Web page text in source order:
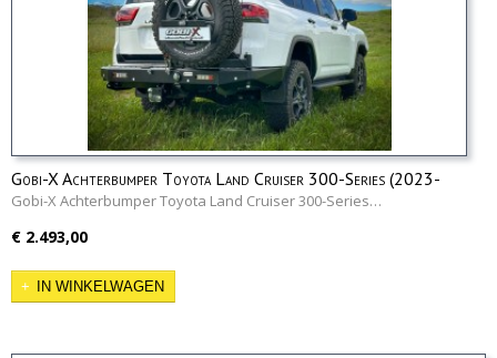
Gobi-X Achterbumper Toyota Land Cruiser 300-Series (2023-
heden)
Gobi-X Achterbumper Toyota Land Cruiser 300-Series…
€ 2.493,00
IN WINKELWAGEN